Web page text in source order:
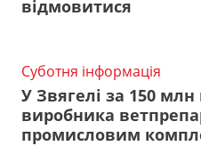
відмовитися
Суботня інформація
У Звягелі за 150
виробника
промисловим